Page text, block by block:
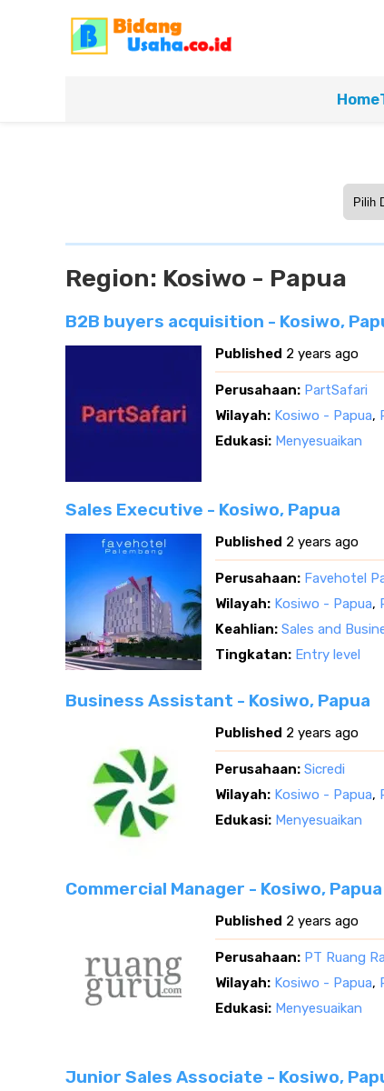
Home
Region: Kosiwo - Papua
B2B buyers acquisition - Kosiwo,
Published 2 years ago
Perusahaan: PartSafari
Wilayah: Kosiwo - Papua,
Edukasi: Menyesuaikan
Sales Executive - Kosiwo, Papua
Published 2 years ago
Perusahaan: Favehotel
Wilayah: Kosiwo - Papua,
Keahlian: Sales and
Tingkatan: Entry level
Business Assistant - Kosiwo, Papua
Published 2 years ago
Perusahaan: Sicredi
Wilayah: Kosiwo - Papua,
Edukasi: Menyesuaikan
Commercial Manager - Kosiwo, Papua
Published 2 years ago
Perusahaan: PT Ruang
Wilayah: Kosiwo - Papua,
Edukasi: Menyesuaikan
Junior Sales Associate - Kosiwo,